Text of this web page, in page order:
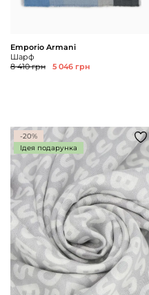
Emporio Armani
Шарф
8 410 грн
5 046 грн
-20%
Ідея подарунка